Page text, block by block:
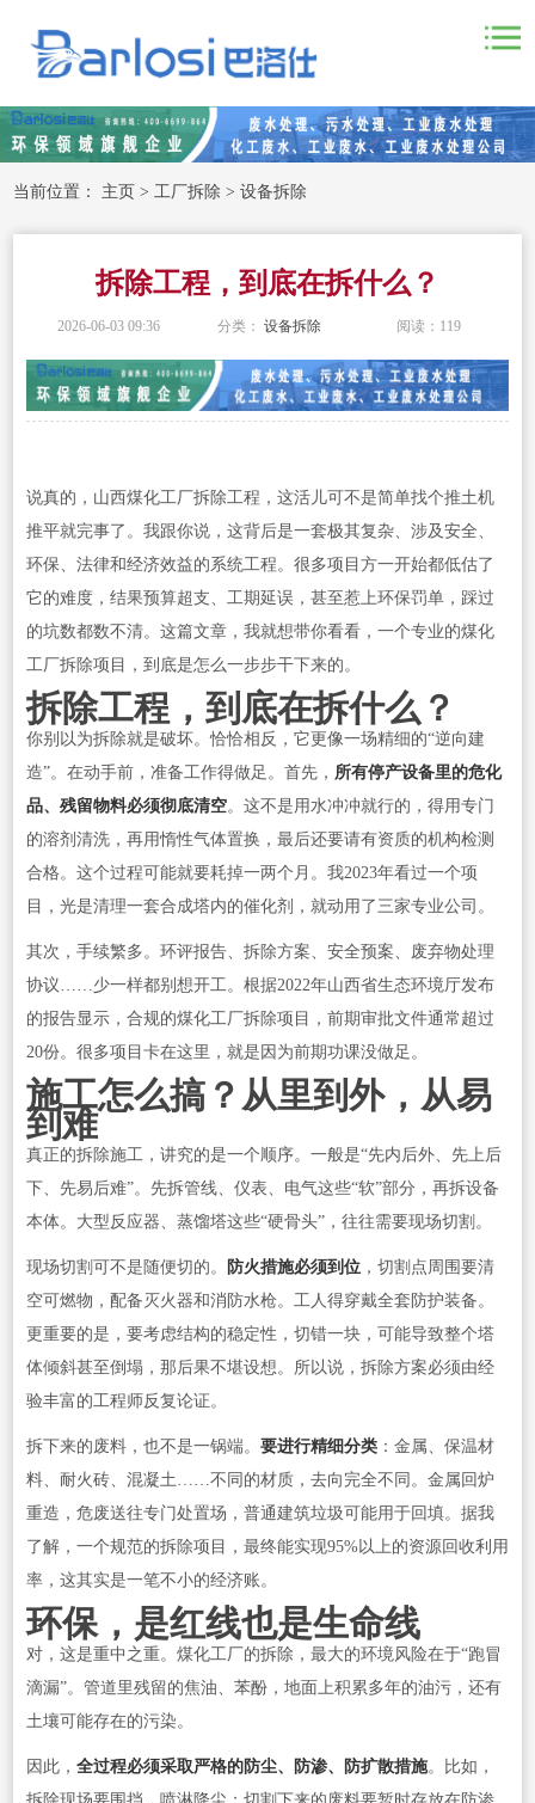
当前位置： 主页 >工厂拆除 >设备拆除
拆除工程，到底在拆什么？
2026-06-03 09:36 分类：设备拆除 阅读： 119
说真的，山西煤化工厂拆除工程，这活儿可不是简单找个推土机
推平就完事了。我跟你说，这背后是一套极其复杂、涉及安全、
环保、法律和经济效益的系统工程。很多项目方一开始都低估了
它的难度，结果预算超支、工期延误，甚至惹上环保罚单，踩过
的坑数都数不清。这篇文章，我就想带你看看，一个专业的煤化
工厂拆除项目，到底是怎么一步步干下来的。
拆除工程，到底在拆什么？
你别以为拆除就是破坏。恰恰相反，它更像一场精细的“逆向建
造”。在动手前，准备工作得做足。首先， 所有停产设备里的危化
品、残留物料必须彻底清空。这不是用水冲冲就行的，得用专门
的溶剂清洗，再用惰性气体置换，最后还要请有资质的机构检测
合格。这个过程可能就要耗掉一两个月。我2023年看过一个项
目，光是清理一套合成塔内的催化剂，就动用了三家专业公司。
其次，手续繁多。环评报告、拆除方案、安全预案、废弃物处理
协议……少一样都别想开工。根据2022年山西省生态环境厅发布
的报告显示，合规的煤化工厂拆除项目，前期审批文件通常超过
20份。很多项目卡在这里，就是因为前期功课没做足。
施工怎么搞？从里到外，从易
到难
真正的拆除施工，讲究的是一个顺序。一般是“先内后外、先上后
下、先易后难”。先拆管线、仪表、电气这些“软”部分，再拆设备
本体。大型反应器、蒸馏塔这些“硬骨头”，往往需要现场切割。
现场切割可不是随便切的。 防火措施必须到位，切割点周围要清
空可燃物，配备灭火器和消防水枪。工人得穿戴全套防护装备。
更重要的是，要考虑结构的稳定性，切错一块，可能导致整个塔
体倾斜甚至倒塌，那后果不堪设想。所以说，拆除方案必须由经
验丰富的工程师反复论证。
拆下来的废料，也不是一锅端。 要进行精细分类：金属、保温材
料、耐火砖、混凝土……不同的材质，去向完全不同。金属回炉
重造，危废送往专门处置场，普通建筑垃圾可能用于回填。据我
了解，一个规范的拆除项目，最终能实现95%以上的资源回收利用
率，这其实是一笔不小的经济账。
环保，是红线也是生命线
对，这是重中之重。煤化工厂的拆除，最大的环境风险在于“跑冒
滴漏”。管道里残留的焦油、苯酚，地面上积累多年的油污，还有
土壤可能存在的污染。
因此， 全过程必须采取严格的防尘、防渗、防扩散措施。比如，